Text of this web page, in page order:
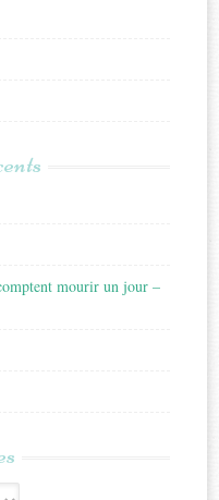
mourir un jour –